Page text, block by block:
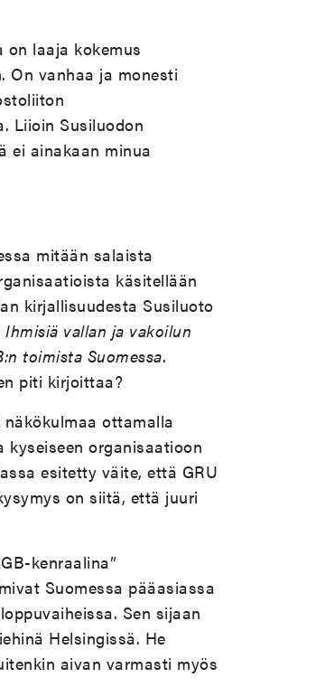
laaja kokemus
On vanhaa ja monesti
Liioin Susiluodon
ei ainakaan minua
mitään salaista
käsitellään
kirjallisuudesta Susiluoto
Ihmisiä vallan ja vakoilun
toimista Suomessa.
piti kirjoittaa?
ottamalla
organisaatioon
esitetty väite, että GRU
on siitä, että juuri
kenraalina”
Suomessa pääasiassa
Sen sijaan
Helsingissä. He
aivan varmasti myös